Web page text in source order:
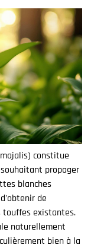
constitue
propager
blanches
de
touffes existantes.
naturellement
bien à la